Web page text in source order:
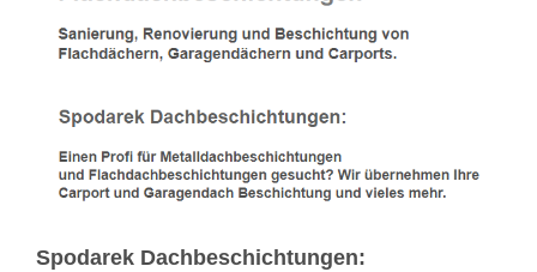
Spodarek Dachbeschichtungen: